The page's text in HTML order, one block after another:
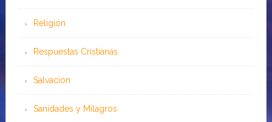
Religión
Respuestas Cristianas
Salvación
Sanidades y Milagros